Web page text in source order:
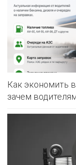
Как экономить
зачем